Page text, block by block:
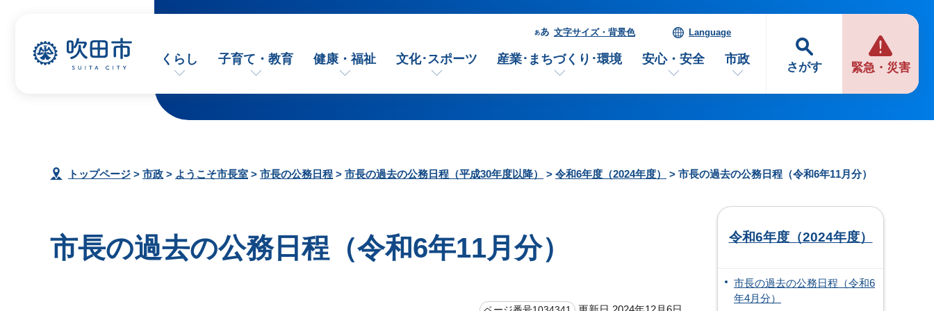
さがす 緊急・災害
文字サイズ・背景色 Language
くらし 子育て・教育 健康・福祉 文化･スポーツ 産業･まちづくり･環境 安心・安全 市政
トップページ > 市政 > ようこそ市長室 > 市長の公務日程 > 市長の過去の公務日程（平成30年度以降） > 令和6年度（2024年度） > 市長の過去の公務日程（令和6年11月分）
市長の過去の公務日程（令和6年11月分） 令和6年度（2024年度）
市長の過去の公務日程（令和6
年4月分）